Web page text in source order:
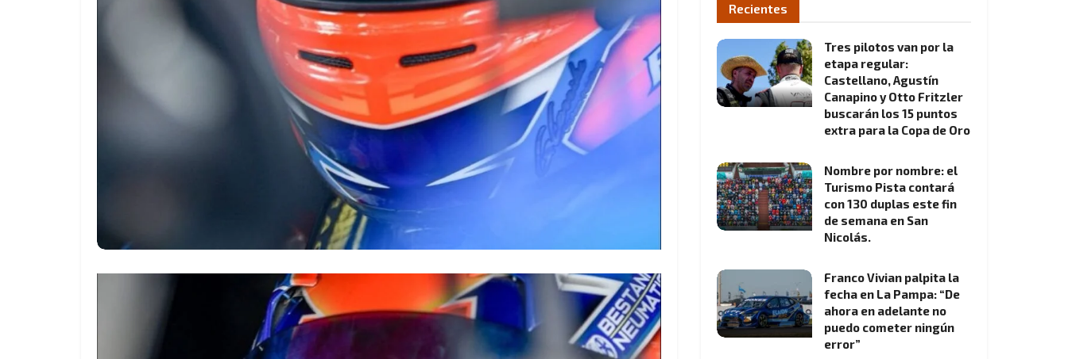
Recientes
Tres pilotos van por la
etapa regular:
Castellano, Agustín
Canapino y Otto Fritzler
buscarán los 15 puntos
extra para la Copa de Oro
Nombre por nombre: el
Turismo Pista contará
con 130 duplas este fin
de semana en San
Nicolás.
Franco Vivian palpita la
fecha en La Pampa: “De
ahora en adelante no
puedo cometer ningún
error”